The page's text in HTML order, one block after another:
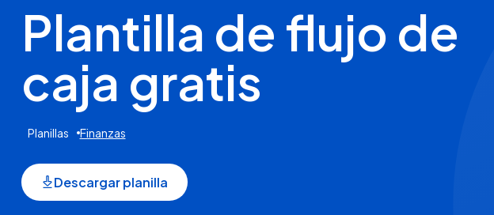
Plantilla de flujo de
caja gratis
Planillas Finanzas
Descargar planilla